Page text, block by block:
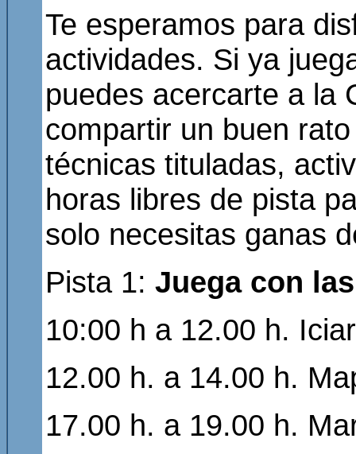
Te esperamos para
actividades. Si ya
puedes acercarte a la
compartir un buen
técnicas tituladas,
horas libres de pista
solo necesitas ganas
Pista 1: Juega con
10:00 h a 12.00 h.
12.00 h. a 14.00 h.
17.00 h. a 19.00 h.